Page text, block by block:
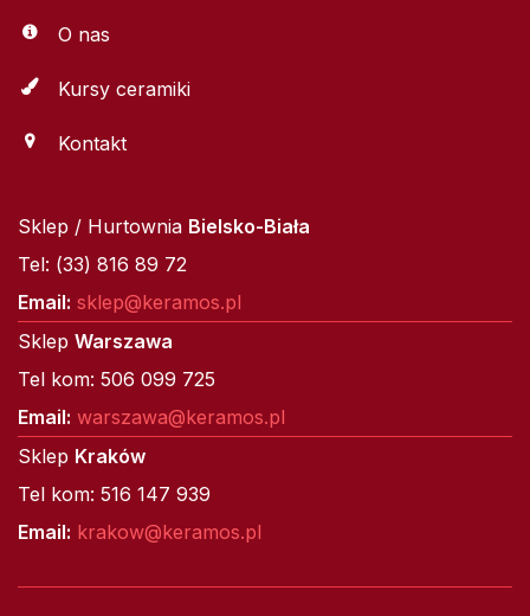
O nas
Kursy ceramiki
Kontakt
Sklep / Hurtownia Bielsko-Biała
Tel: (33) 816 89 72
Email: sklep@keramos.pl
Sklep Warszawa
Tel kom: 506 099 725
Email: warszawa@keramos.pl
Sklep Kraków
Tel kom: 516 147 939
Email: krakow@keramos.pl